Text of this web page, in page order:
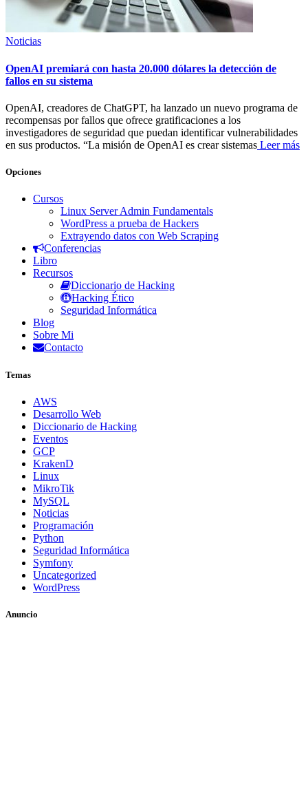
Noticias
OpenAI premiará con hasta 20.000 dólares la detección de
fallos en su sistema
OpenAI, creadores de ChatGPT, ha lanzado un nuevo programa de
recompensas por fallos que ofrece gratificaciones a los
investigadores de seguridad que puedan identificar vulnerabilidades
en sus productos. “La misión de OpenAI es crear sistemas Leer más
Opciones
Cursos
Linux Server Admin Fundamentals
WordPress a prueba de Hackers
Extrayendo datos con Web Scraping
Conferencias
Libro
Recursos
Diccionario de Hacking
Hacking Ético
Seguridad Informática
Blog
Sobre Mi
Contacto
Temas
AWS
Desarrollo Web
Diccionario de Hacking
Eventos
GCP
KrakenD
Linux
MikroTik
MySQL
Noticias
Programación
Python
Seguridad Informática
Symfony
Uncategorized
WordPress
Anuncio